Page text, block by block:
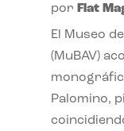
por Flat
El Museo
(MuBAV)
Palomino,